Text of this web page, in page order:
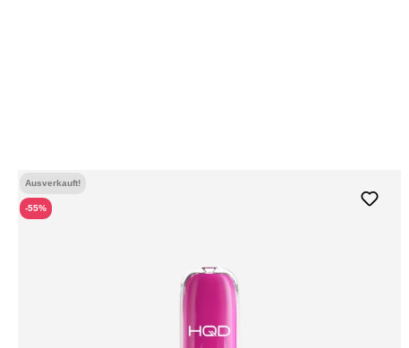
Ausverkauft!
-55%